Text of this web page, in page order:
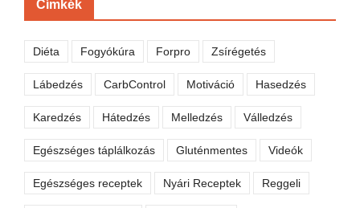
Címkék
Diéta Fogyókúra Forpro Zsírégetés
Lábedzés CarbControl Motiváció Hasedzés
Karedzés Hátedzés Melledzés Válledzés
Egészséges táplálkozás Gluténmentes Videók
Egészséges receptek Nyári Receptek Reggeli